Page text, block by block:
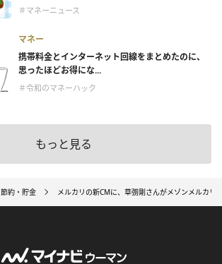
＃マネーニュース
マネー
携帯料金とインターネット回線をまとめたのに、
思ったほどお得にな...
＃令和のマネーハック
もっと見る
節約・貯金 メルカリの新CMに、草彅剛さんがメゾンメルカリ